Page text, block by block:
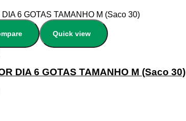
Quick view
DIA 6 GOTAS TAMANHO M (Saco 30)